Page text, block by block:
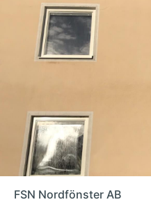
FSN Nordfönster AB